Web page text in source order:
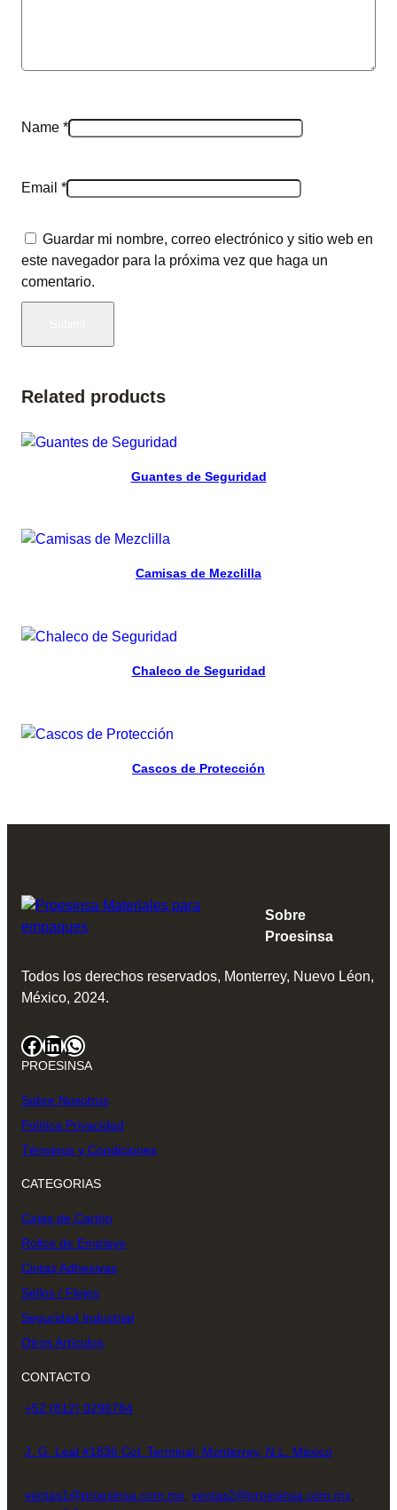
Name *
Email *
Guardar mi nombre, correo electrónico y sitio web en
este navegador para la próxima vez que haga un
comentario.
Related products
Guantes de Seguridad
Read more
Camisas de Mezclilla
Chaleco de Seguridad
Cascos de Protección
Sobre
Proesinsa
Todos los derechos reservados, Monterrey, Nuevo Léon,
México, 2024.
Facebook LinkedIn WhatsApp
PROESINSA
Sobre Nosotros
Política Privacidad
Términos y Condiciones
CATEGORIAS
Cajas de Cartón
Rollos de Emplaye
Cintas Adhesivas
Sellos / Flejes
Seguridad Industrial
Otros Artículos
CONTACTO
+52 (812) 0296784
J. G. Leal #1836 Col. Terminal, Monterrey, N.L. México
ventas1@proesinsa.com.mx ventas2@proesinsa.com.mx